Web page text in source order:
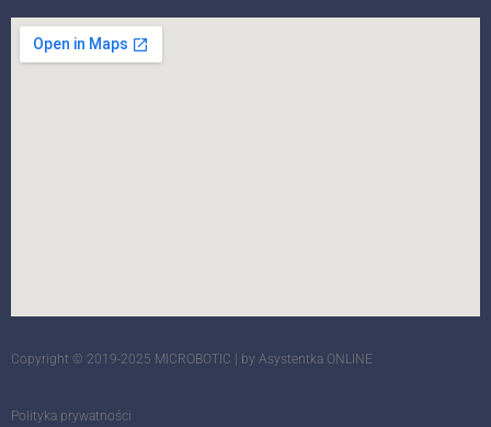
Copyright © 2019-2025 MICROBOTIC | by Asystentka ONLINE
Polityka prywatności